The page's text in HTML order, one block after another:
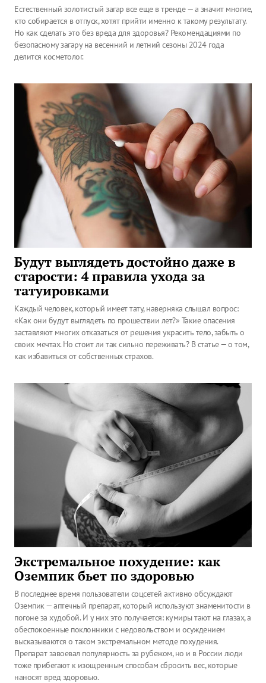
Естественный золотистый загар все еще в тренде — а значит многие,
кто собирается в отпуск, хотят прийти именно к такому результату.
Но как сделать это без вреда для здоровья? Рекомендациями по
безопасному загару на весенний и летний сезоны 2024 года
делится косметолог.
Будут выглядеть достойно даже в
старости: 4 правила ухода за
татуировками
Каждый человек, который имеет тату, наверняка слышал вопрос:
«Как они будут выглядеть по прошествии лет?» Такие опасения
заставляют многих отказаться от решения украсить тело, забыть о
своих мечтах. Но стоит ли так сильно переживать? В статье — о том,
как избавиться от собственных страхов.
Экстремальное похудение: как
Оземпик бьет по здоровью
В последнее время пользователи соцсетей активно обсуждают
Оземпик — аптечный препарат, который используют знаменитости в
погоне за худобой. И у них это получается: кумиры тают на глазах, а
обеспокоенные поклонники с недовольством и осуждением
высказываются о таком экстремальном методе похудения.
Препарат завоевал популярность за рубежом, но и в России люди
тоже прибегают к изощренным способам сбросить вес, которые
наносят вред здоровью.